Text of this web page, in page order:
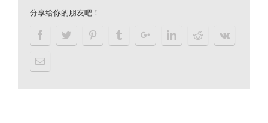
分享给你的朋友吧！